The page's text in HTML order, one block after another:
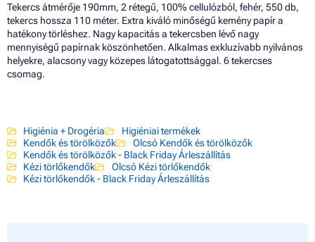
Tekercs átmérője 190mm, 2 rétegű, 100% cellulózból, fehér, 550 db,
tekercs hossza 110 méter. Extra kiváló minőségű kemény papír a
hatékony törléshez. Nagy kapacitás a tekercsben lévő nagy
mennyiségű papírnak köszönhetően. Alkalmas exkluzívabb nyilvános
helyekre, alacsony vagy közepes látogatottsággal. 6 tekercses
csomag.
Higiénia + Drogéria
Higiéniai termékek
Kendők és törölközők
Olcsó Kendők és törölközők
Kendők és törölközők - Black Friday Árleszállítás
Kézi törlőkendők
Olcsó Kézi törlőkendők
Kézi törlőkendők - Black Friday Árleszállítás